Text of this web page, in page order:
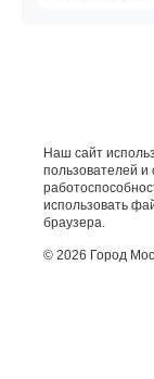
Наш сайт
пользователей и
использовать
браузера.
© 2026 Город